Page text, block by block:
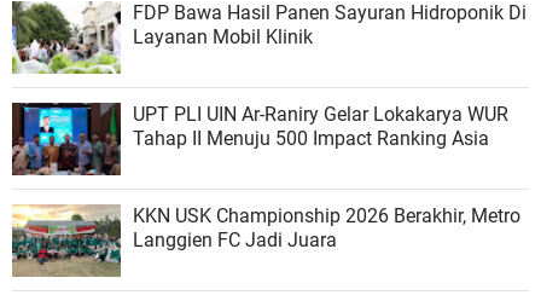
FDP Bawa Hasil Panen Sayuran Hidroponik Di
Layanan Mobil Klinik
UPT PLI UIN Ar-Raniry Gelar Lokakarya WUR
Tahap II Menuju 500 Impact Ranking Asia
KKN USK Championship 2026 Berakhir, Metro
Langgien FC Jadi Juara